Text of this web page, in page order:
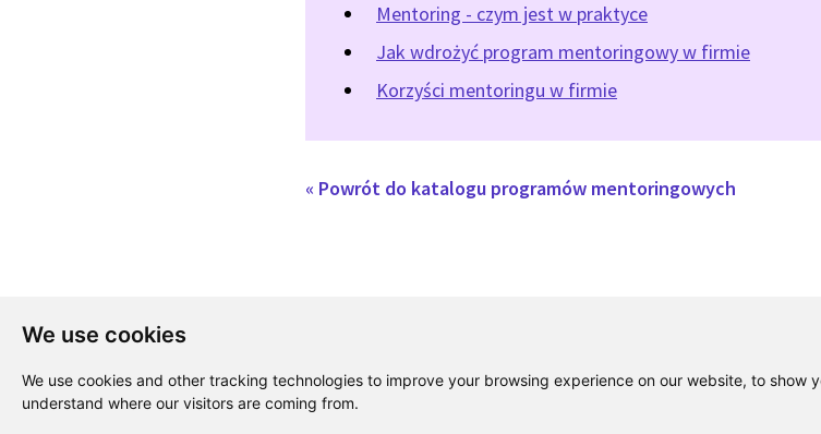
We use cookies
We use cookies and other tracking technologies to improve your browsing experience on our website, to
understand where our visitors are coming from.
Mentoring - czym jest w praktyce
Jak wdrożyć program mentoringowy w firmie
Korzyści mentoringu w firmie
« Powrót do katalogu programów mentoringowych